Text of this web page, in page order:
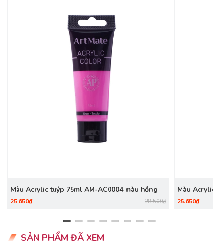
- Màu mịn, dễ tán, nhanh khô do đó sau khi lấy màu ra khỏi
tuýp cần vặn nắp lại để tránh bị khô màu bên trong
- Mùi màu dễ dàng mất đi ngay sau khi vẽ nên không gây
sự khó chịu và không gây ảnh hưởng nhiều tới không khí
- Màu acrylic có thể ứng dụng vẽ trên vài, quần áo, túi tote,
ốp điện thoại -> DIY các sp của bản thân
HƯỚNG DẪN BẢO QUẢN
- Đóng nắp sau khi lấy màu.
Màu Acrylic tuýp 75ml AM-AC0004 màu hồng
25.650₫ 28.500₫
Màu Acrylic
cobalt
25.650₫
SẢN PHẨM ĐÃ XEM